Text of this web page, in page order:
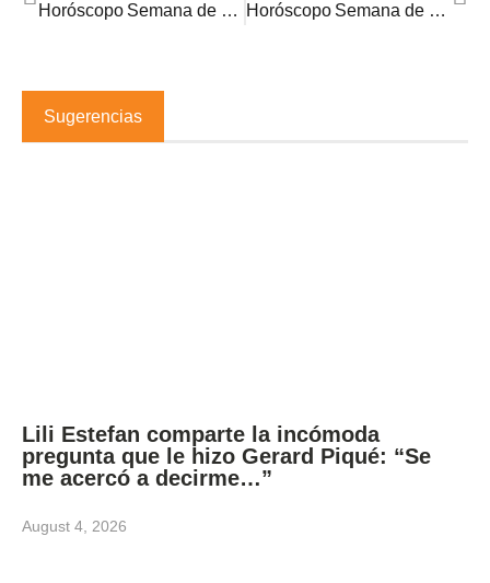
Horóscopo Semana de 1.20.26 Horóscopo Semana de 2.2.26
Sugerencias
Lili Estefan comparte la incómoda
pregunta que le hizo Gerard Piqué: “Se
me acercó a decirme…”
August 4, 2026